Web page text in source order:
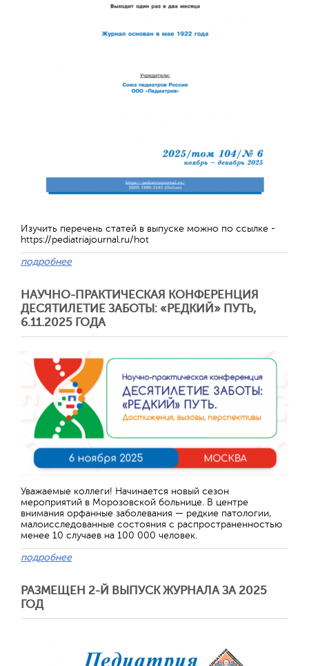
Изучить перечень статей в выпуске можно по ссылке -
https://pediatriajournal.ru/hot
подробнее
НАУЧНО-ПРАКТИЧЕСКАЯ КОНФЕРЕНЦИЯ
ДЕСЯТИЛЕТИЕ ЗАБОТЫ: «РЕДКИЙ» ПУТЬ,
6.11.2025 ГОДА
Уважаемые коллеги! Начинается новый сезон
мероприятий в Морозовской больнице. В центре
внимания орфанные заболевания — редкие патологии,
малоисследованные состояния с распространенностью
менее 10 случаев на 100 000 человек.
подробнее
РАЗМЕЩЕН 2-Й ВЫПУСК ЖУРНАЛА ЗА 2025
ГОД
Отправить